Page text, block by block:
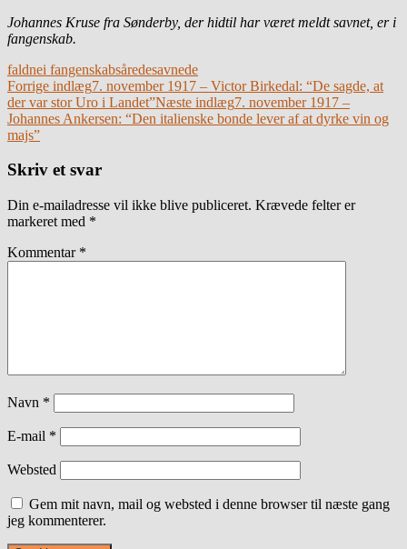
Johannes Kruse fra Sønderby, der hidtil har været meldt savnet, er i
fangenskab.
faldnei fangenskabsåredesavnede
Indlægsnavigation
Forrige indlæg7. november 1917 – Victor Birkedal: “De sagde, at
der var stor Uro i Landet”Næste indlæg7. november 1917 –
Johannes Ankersen: “Den italienske bonde lever af at dyrke vin og
majs”
Skriv et svar
Din e-mailadresse vil ikke blive publiceret. Krævede felter er
markeret med *
Kommentar *
Navn *
E-mail *
Websted
Gem mit navn, mail og websted i denne browser til næste gang
jeg kommenterer.